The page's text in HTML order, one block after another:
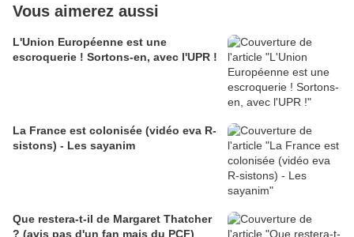
Vous aimerez aussi
L'Union Européenne est une
escroquerie ! Sortons-en, avec l'UPR !
La France est colonisée (vidéo eva R-
sistons) - Les sayanim
Que restera-t-il de Margaret Thatcher
? (avis pas d'un fan mais du PCF)